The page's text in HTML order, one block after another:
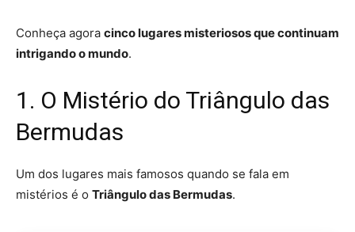
Conheça agora cinco lugares misteriosos que continuam
intrigando o mundo.
1. O Mistério do Triângulo das
Bermudas
Um dos lugares mais famosos quando se fala em
mistérios é o Triângulo das Bermudas.